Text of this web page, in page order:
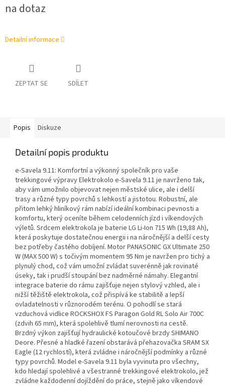
cena:
na dotaz
Detailní informace
ZEPTAT SE SDÍLET
Popis Diskuze
Detailní popis produktu
e-Savela 9.11: Komfortní a výkonný společník pro vaše
trekkingové výpravy Elektrokolo e-Savela 9.11 je navrženo tak,
aby vám umožnilo objevovat nejen městské ulice, ale i delší
trasy a různé typy povrchů s lehkostí a jistotou. Robustní, ale
přitom lehký hliníkový rám nabízí ideální kombinaci pevnosti a
komfortu, který oceníte během celodenních jízd i víkendových
výletů. Srdcem elektrokola je baterie LG Li-Ion 715 Wh (19,88 Ah),
která poskytuje dostatečnou energii i na náročnější a delší cesty
bez potřeby častého dobíjení. Motor PANASONIC GX Ultimate 250
W (MAX 500 W) s točivým momentem 95 Nm je navržen pro tichý a
plynulý chod, což vám umožní zvládat suverénně jak rovinaté
úseky, tak i prudší stoupání bez nadměrné námahy. Elegantní
integrace baterie do rámu zajišťuje nejen stylový vzhled, ale i
nižší těžiště elektrokola, což přispívá ke stabilitě a lepší
ovladatelnosti v různorodém terénu. O pohodlí se stará
vzduchová vidlice ROCKSHOX FS Paragon Gold RL Solo Air 700C
(zdvih 65 mm), která spolehlivě tlumí nerovnosti na cestě.
Brzdný výkon zajišťují hydraulické kotoučové brzdy SHIMANO
Deore. Přesné a hladké řazení obstarává přehazovačka SRAM SX
Eagle (12 rychlostí), která zvládne i náročnější podmínky a různé
typy povrchů. Model e-Savela 9.11 byla vyvinuta pro všechny,
kdo hledají spolehlivé a všestranné trekkingové elektrokolo, jež
zvládne každodenní dojíždění do práce, stejně jako víkendové